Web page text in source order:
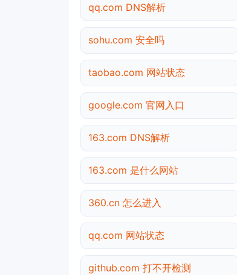
qq.com DNS解析
sohu.com 安全吗
taobao.com 网站状态
google.com 官网入口
163.com DNS解析
163.com 是什么网站
360.cn 怎么进入
qq.com 网站状态
github.com 打不开检测